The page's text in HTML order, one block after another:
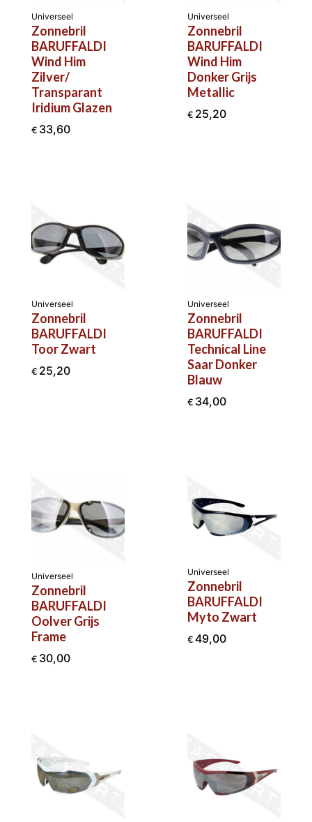
Universeel
Zonnebril
BARUFFALDI
Wind Him
Zilver/
Transparant
Iridium Glazen
€ 33,60
Universeel
Zonnebril
BARUFFALDI
Wind Him
Donker Grijs
Metallic
€ 25,20
Universeel
Zonnebril
BARUFFALDI
Toor Zwart
€ 25,20
Universeel
Zonnebril
BARUFFALDI
Technical Line
Saar Donker
Blauw
€ 34,00
Universeel
Zonnebril
BARUFFALDI
Oolver Grijs
Frame
€ 30,00
Universeel
Zonnebril
BARUFFALDI
Myto Zwart
€ 49,00